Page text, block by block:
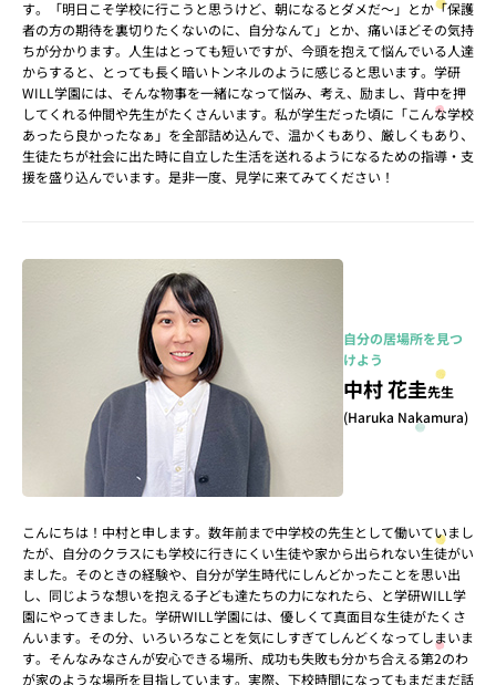
す。「明日こそ学校に行こうと思うけど、朝になるとダメだ～」とか「保護
者の方の期待を裏切りたくないのに、自分なんて」とか、痛いほどその気持
ちが分かります。人生はとっても短いですが、今頭を抱えて悩んでいる人達
からすると、とっても長く暗いトンネルのように感じると思います。学研
WILL学園には、そんな物事を一緒になって悩み、考え、励まし、背中を押
してくれる仲間や先生がたくさんいます。私が学生だった頃に「こんな学校
あったら良かったなぁ」を全部詰め込んで、温かくもあり、厳しくもあり、
生徒たちが社会に出た時に自立した生活を送れるようになるための指導・支
援を盛り込んでいます。是非一度、見学に来てみてください！
自分の居場所を見つ
けよう
中村 花圭先生
(Haruka Nakamura)
こんにちは！中村と申します。数年前まで中学校の先生として働いていまし
たが、自分のクラスにも学校に行きにくい生徒や家から出られない生徒がい
ました。そのときの経験や、自分が学生時代にしんどかったことを思い出
し、同じような想いを抱える子ども達たちの力になれたら、と学研WILL学
園にやってきました。学研WILL学園には、優しくて真面目な生徒がたくさ
んいます。その分、いろいろなことを気にしすぎてしんどくなってしまいま
す。そんなみなさんが安心できる場所、成功も失敗も分かち合える第2のわ
が家のような場所を目指しています。実際、下校時間になってもまだまだ話